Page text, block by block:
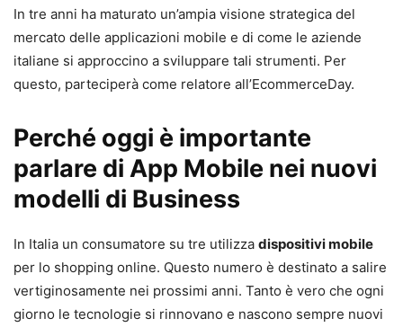
In tre anni ha maturato un’ampia visione strategica del
mercato delle applicazioni mobile e di come le aziende
italiane si approccino a sviluppare tali strumenti. Per
questo, parteciperà come relatore all’EcommerceDay.
Perché oggi è importante
parlare di App Mobile nei nuovi
modelli di Business
In Italia un consumatore su tre utilizza dispositivi mobile
per lo shopping online. Questo numero è destinato a salire
vertiginosamente nei prossimi anni. Tanto è vero che ogni
giorno le tecnologie si rinnovano e nascono sempre nuovi